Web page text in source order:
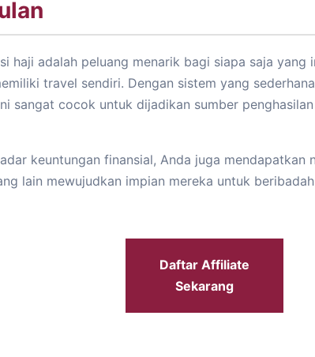
haji adalah peluang menarik bagi siapa saja yang
travel sendiri. Dengan sistem yang
sangat cocok untuk dijadikan sumber
keuntungan finansial, Anda juga mendapatkan
lain mewujudkan impian mereka untuk
Daftar Affiliate
Sekarang